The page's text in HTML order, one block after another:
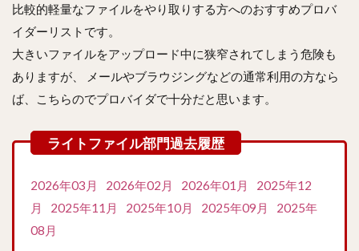
比較的軽量なファイルをやり取りする方へのおすすめプロバ
イダーリストです。
大きいファイルをアップロード中に狭窄されてしまう危険も
ありますが、 メールやブラウジングなどの通常利用の方なら
ば、こちらのでプロバイダで十分だと思います。
2026年03月 2026年02月 2026年01月
2025年12
月
2025年11月 2025年10月 2025年09月
2025年
08月